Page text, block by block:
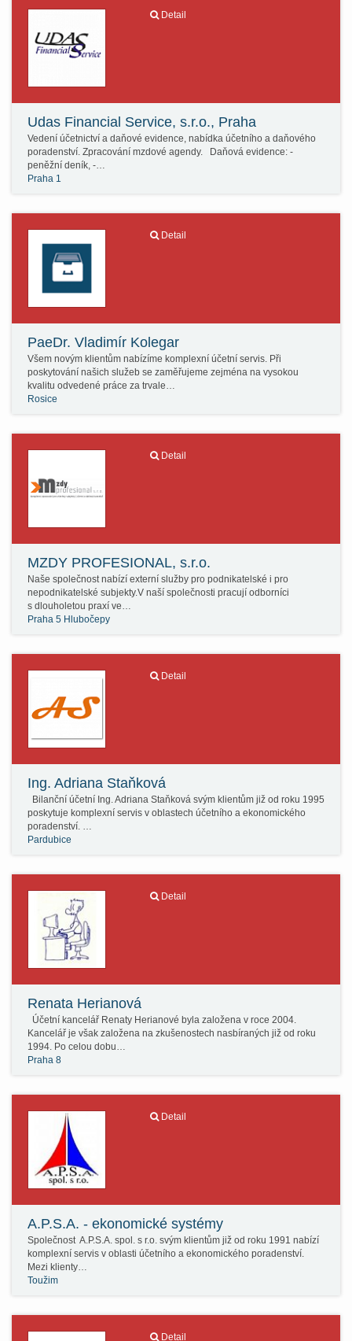
Detail
Udas Financial Service, s.r.o., Praha
Vedení účetnictví a daňové evidence, nabídka účetního a daňového
poradenství. Zpracování mzdové agendy. Daňová evidence: -
peněžní deník, -…
Praha 1
Detail
PaeDr. Vladimír Kolegar
Všem novým klientům nabízíme komplexní účetní servis. Při
poskytování našich služeb se zaměřujeme zejména na vysokou
kvalitu odvedené práce za trvale…
Rosice
Detail
MZDY PROFESIONAL, s.r.o.
Naše společnost nabízí externí služby pro podnikatelské i pro
nepodnikatelské subjekty.V naší společnosti pracují odborníci
s dlouholetou praxí ve…
Praha 5 Hlubočepy
Detail
Ing. Adriana Staňková
Bilanční účetní Ing. Adriana Staňková svým klientům již od roku 1995
poskytuje komplexní servis v oblastech účetního a ekonomického
poradenství. …
Pardubice
Detail
Renata Herianová
Účetní kancelář Renaty Herianové byla založena v roce 2004.
Kancelář je však založena na zkušenostech nasbíraných již od roku
1994. Po celou dobu…
Praha 8
Detail
A.P.S.A. - ekonomické systémy
Společnost A.P.S.A. spol. s r.o. svým klientům již od roku 1991 nabízí
komplexní servis v oblasti účetního a ekonomického poradenství.
Mezi klienty…
Toužim
Detail